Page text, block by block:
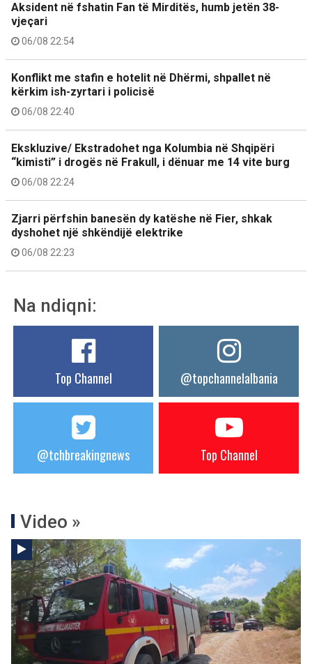
Aksident në fshatin Fan të Mirditës, humb jetën 38-
vjeçari
06/08 22:54
Konflikt me stafin e hotelit në Dhërmi, shpallet në
kërkim ish-zyrtari i policisë
06/08 22:40
Ekskluzive/ Ekstradohet nga Kolumbia në Shqipëri
“kimisti” i drogës në Frakull, i dënuar me 14 vite burg
06/08 22:24
Zjarri përfshin banesën dy katëshe në Fier, shkak
dyshohet një shkëndijë elektrike
06/08 22:23
Na ndiqni:
Top Channel @topchannelalbania
@tchbreakingnews Top Channel
Video »